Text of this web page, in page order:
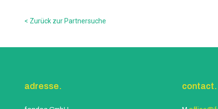
< Zurück zur Partnersuche
adresse. contact.